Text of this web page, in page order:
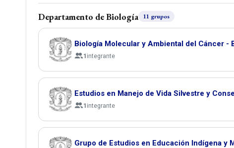
Departamento de Biología 11 grupos
Biología Molecular y Ambiental del Cáncer -
1 integrante
Estudios en Manejo de Vida Silvestre y
1 integrante
Grupo de Estudios en Educación Indígena y